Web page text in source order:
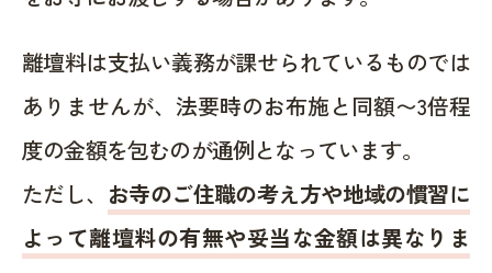
離壇料は支払い義務が課せられているものでは
ありませんが、法要時のお布施と同額〜3倍程
度の金額を包むのが通例となっています。
ただし、 お寺のご住職の考え方や地域の慣習に
よって離壇料の有無や妥当な金額は異なりま